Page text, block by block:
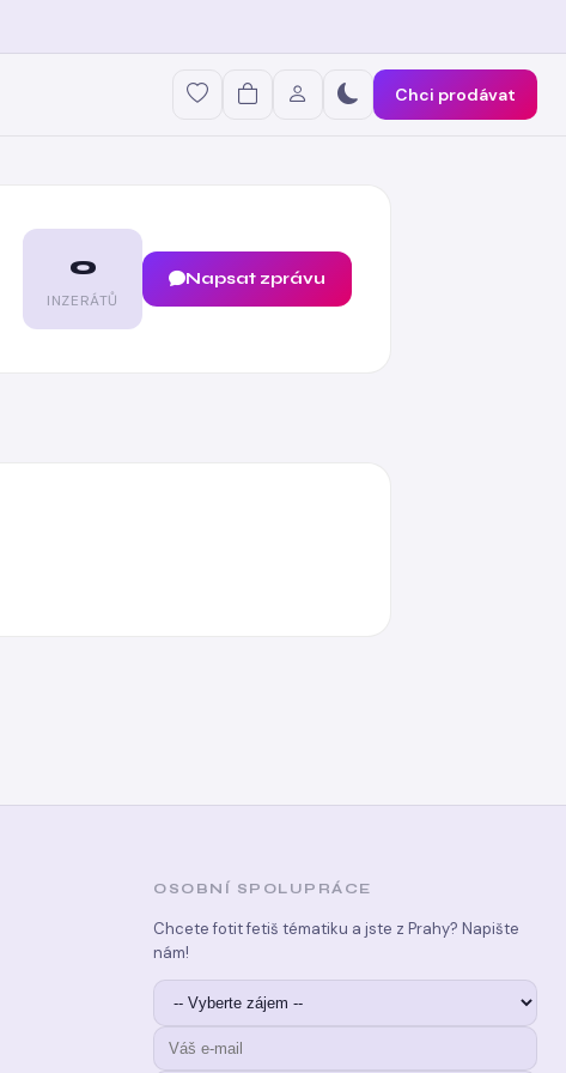
Chci prodávat
0
INZERÁTŮ
Napsat zprávu
OSOBNÍ SPOLUPRÁCE
Chcete fotit fetiš tématiku a jste z Prahy? Napište
nám!